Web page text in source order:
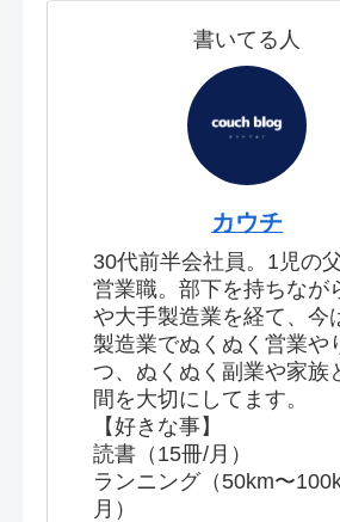
書いてる人
カウチ
30代前半会社員。1児の父
営業職。部下を持ちなが
や大手製造業を経て、今
製造業でぬくぬく営業や
つ、ぬくぬく副業や家族
間を大切にしてます。
【好きな事】
読書（15冊/月）
ランニング（50km〜
月）